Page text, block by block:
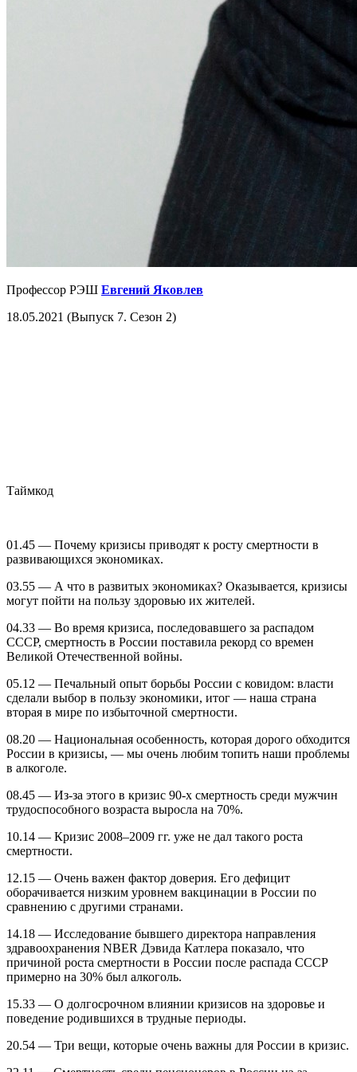
Профессор РЭШ Евгений Яковлев
18.05.2021 (Выпуск 7. Сезон 2)
Таймкод
01.45 — Почему кризисы приводят к росту смертности в
развивающихся экономиках.
03.55 — А что в развитых экономиках? Оказывается, кризисы
могут пойти на пользу здоровью их жителей.
04.33 — Во время кризиса, последовавшего за распадом
СССР, смертность в России поставила рекорд со времен
Великой Отечественной войны.
05.12 — Печальный опыт борьбы России с ковидом: власти
сделали выбор в пользу экономики, итог — наша страна
вторая в мире по избыточной смертности.
08.20 — Национальная особенность, которая дорого обходится
России в кризисы, — мы очень любим топить наши проблемы
в алкоголе.
08.45 — Из-за этого в кризис 90-х смертность среди мужчин
трудоспособного возраста выросла на 70%.
10.14 — Кризис 2008–2009 гг. уже не дал такого роста
смертности.
12.15 — Очень важен фактор доверия. Его дефицит
оборачивается низким уровнем вакцинации в России по
сравнению с другими странами.
14.18 — Исследование бывшего директора направления
здравоохранения NBER Дэвида Катлера показало, что
причиной роста смертности в России после распада СССР
примерно на 30% был алкоголь.
15.33 — О долгосрочном влиянии кризисов на здоровье и
поведение родившихся в трудные периоды.
20.54 — Три вещи, которые очень важны для России в кризис.